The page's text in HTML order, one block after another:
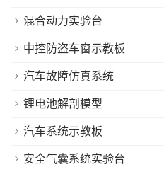
混合动力实验台
中控防盗车窗示教板
汽车故障仿真系统
锂电池解剖模型
汽车系统示教板
安全气囊系统实验台